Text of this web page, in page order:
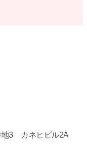
地3 カネヒビル2A